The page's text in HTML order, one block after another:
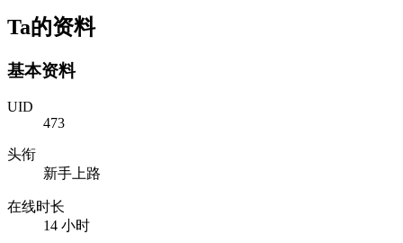
Ta的资料
基本资料
UID
473
头衔
新手上路
在线时长
14 小时